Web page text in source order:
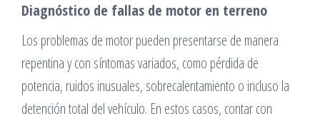
Diagnóstico de fallas de motor en terreno
Los problemas de motor pueden presentarse de manera
repentina y con síntomas variados, como pérdida de
potencia, ruidos inusuales, sobrecalentamiento o incluso la
detención total del vehículo. En estos casos, contar con